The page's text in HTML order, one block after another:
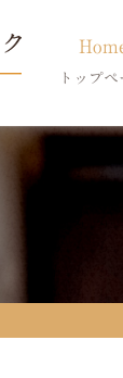
トップペ